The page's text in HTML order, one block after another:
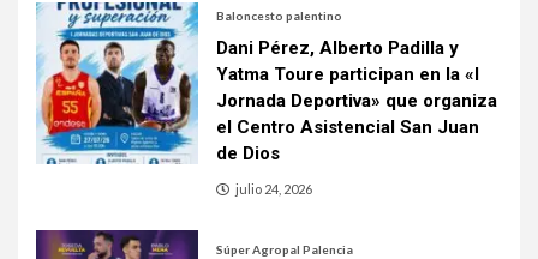
Baloncesto palentino
Dani Pérez, Alberto Padilla y
Yatma Toure participan en la «I
Jornada Deportiva» que organiza
el Centro Asistencial San Juan
de Dios
julio 24, 2026
Súper Agropal Palencia